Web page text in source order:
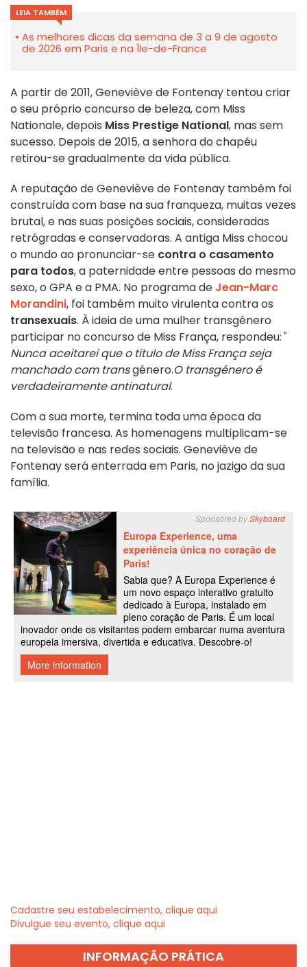
LEIA TAMBÉM
As melhores dicas da semana de 3 a 9 de agosto
de 2026 em Paris e na Île-de-France
A partir de 2011, Geneviève de Fontenay tentou criar
o seu próprio concurso de beleza, com Miss
Nationale, depois Miss Prestige National, mas sem
sucesso. Depois de 2015, a senhora do chapéu
retirou-se gradualmente da vida pública.
A reputação de Geneviève de Fontenay também foi
construída com base na sua franqueza, muitas vezes
brutal, e nas suas posições sociais, consideradas
retrógradas e conservadoras. A antiga Miss chocou
o mundo ao pronunciar-se contra o casamento
para todos, a paternidade entre pessoas do mesmo
sexo, o GPA e a PMA. No programa de Jean-Marc
Morandini, foi também muito virulenta contra os
transexuais. À ideia de uma mulher transgénero
participar no concurso de Miss França, respondeu:"
Nunca aceitarei que o título de Miss França seja
manchado com transgénero.O transgénero é
verdadeiramente antinatural.
Com a sua morte, termina toda uma época da
televisão francesa. As homenagens multiplicam-se
na televisão e nas redes sociais. Geneviève de
Fontenay será enterrada em Paris, no jazigo da sua
família.
Cadastre seu estabelecimento, clique aqui
Divulgue seu evento, clique aqui
INFORMAÇÃO PRÁTICA